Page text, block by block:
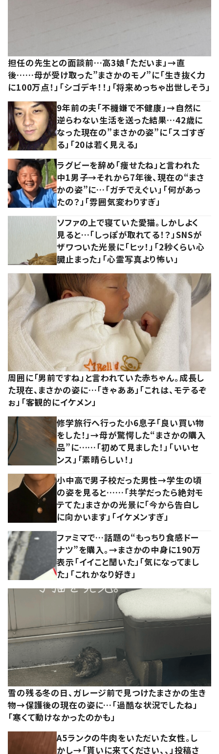
担任の先生との面談前…高3娘「ただいま」→直
後……母が受け取った”まさかのモノ”に「生き抜く力
に100万点！」「シゴデキ！！」「将来めっちゃ出世しそう」
9年前の夫「不機嫌で不健康」→自然に
逆らわない生活を送った結果…42歳に
なった現在の”まさかの姿”に「スゴすぎ
る」「20は若く見える」
ラグビーを辞め「痩せたね」と言われた
中1男子→それから7年後、現在の“まさ
かの姿”に…「ガチでえぐい」「何があっ
たの？」「雰囲気変わりすぎ」
ソファの上で寝ていた愛猫。しかしよく
見ると…「しっぽが取れてる！？」SNSが
ザワついた光景に「ヒッ！」「2秒くらい心
臓止まった」「心霊写真より怖い」
周囲に「男前ですね」と言われていた赤ちゃん。成長し
た現在、まさかの姿に…「きゃああ」「これは、モテるぞ
ぉ」「客観的にイケメン」
修学旅行へ行った小6息子「良い買い物
をした！」→母が驚愕した“まさかの購入
品”に……「初めて見ました！」「いいセ
ンス」「素晴らしい！」
小中高で男子校だった男性→学生の頃
の姿を見ると……「共学だったら絶対モ
テてた」まさかの光景に「今から告白し
に向かいます」「イケメンすぎ」
ファミマで…話題の“もっちり食感ドー
ナツ”を購入。→まさかの中身に190万
表示「イイこと聞いた」「気になってまし
た」「これかなり好き」
雪の残る冬の日、ガレージ前で見つけたまさかの生き
物→保護後の現在の姿に…「過酷な状況でしたね」
「寒くて動けなかったのかも」
A5ランクの牛肉をいただいた女性。し
かし→「貰いに来てください、、」投稿さ